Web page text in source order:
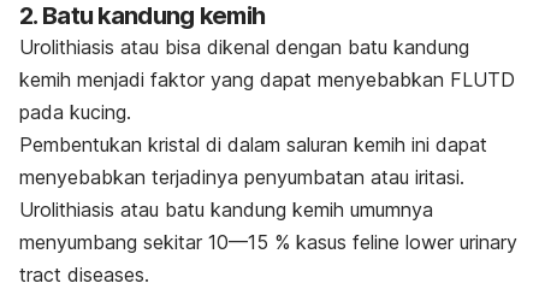
2. Batu kandung kemih
Urolithiasis atau bisa dikenal dengan batu kandung
kemih menjadi faktor yang dapat menyebabkan FLUTD
pada kucing.
Pembentukan kristal di dalam saluran kemih ini dapat
menyebabkan terjadinya penyumbatan atau iritasi.
Urolithiasis atau batu kandung kemih umumnya
menyumbang sekitar 10—15 % kasus feline lower urinary
tract diseases.